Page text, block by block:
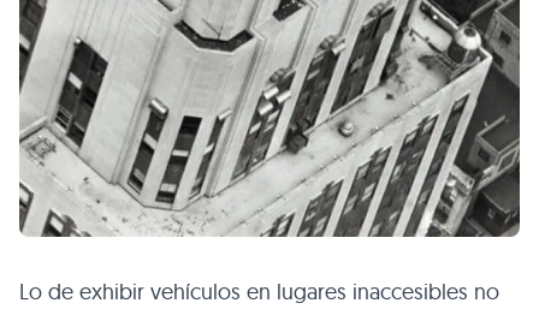
Lo de exhibir vehículos en lugares inaccesibles no